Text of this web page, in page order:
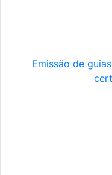
Emissão de